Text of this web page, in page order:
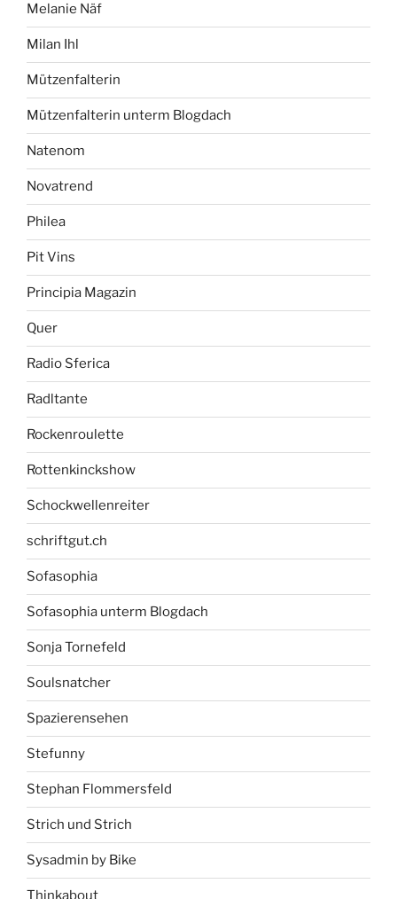
Melanie Näf
Milan Ihl
Mützenfalterin
Mützenfalterin unterm Blogdach
Natenom
Novatrend
Philea
Pit Vins
Principia Magazin
Quer
Radio Sferica
Radltante
Rockenroulette
Rottenkinckshow
Schockwellenreiter
schriftgut.ch
Sofasophia
Sofasophia unterm Blogdach
Sonja Tornefeld
Soulsnatcher
Spazierensehen
Stefunny
Stephan Flommersfeld
Strich und Strich
Sysadmin by Bike
Thinkabout